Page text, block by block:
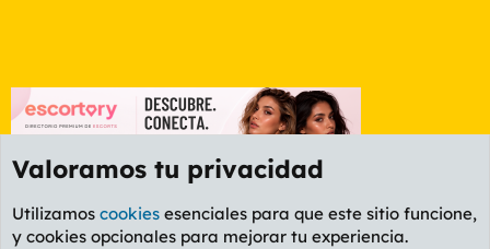
Etiquetas
Valoramos tu privacidad
Utilizamos cookies esenciales para que este sitio funcione,
y cookies opcionales para mejorar tu experiencia.